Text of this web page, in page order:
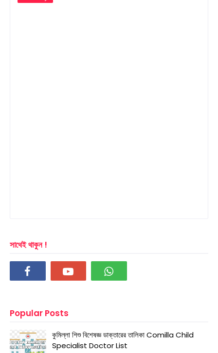
সাথেই থাকুন !
Popular Posts
কুমিল্লা শিশু বিশেষজ্ঞ ডাক্তারের তালিকা Comilla Child
Specialist Doctor List